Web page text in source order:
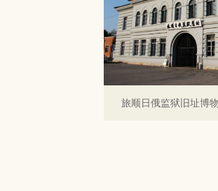
旅顺日俄监狱旧址博